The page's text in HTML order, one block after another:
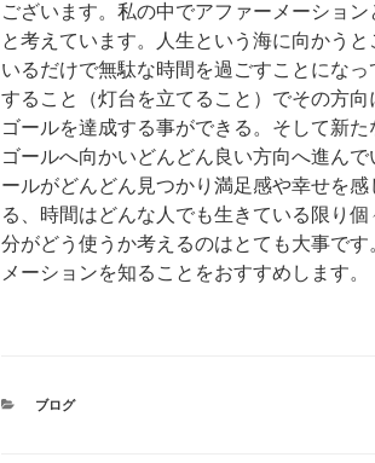
ございます。私の中でアファーメーショ
と考えています。人生という海に向かう
いるだけで無駄な時間を過ごすことにな
すること（灯台を立てること）でその方
ゴールを達成する事ができる。そして新
ゴールへ向かいどんどん良い方向へ進ん
ールがどんどん見つかり満足感や幸せを
る、時間はどんな人でも生きている限り
分がどう使うか考えるのはとても大事で
メーションを知ることをおすすめします。
カ
ブログ